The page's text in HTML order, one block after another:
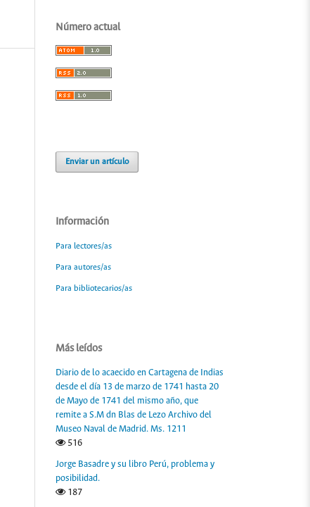
Número actual
Enviar un artículo
Información
Para lectores/as
Para autores/as
Para bibliotecarios/as
Más leídos
Diario de lo acaecido en Cartagena de Indias
desde el día 13 de marzo de 1741 hasta 20
de Mayo de 1741 del mismo año, que
remite a S.M dn Blas de Lezo Archivo del
Museo Naval de Madrid. Ms. 1211
516
Jorge Basadre y su libro Perú, problema y
posibilidad.
187